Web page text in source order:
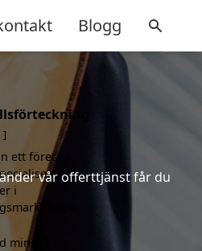
Blogg
vår offerttjänst får du
ett företag
på
i
hjälpa
minst 3